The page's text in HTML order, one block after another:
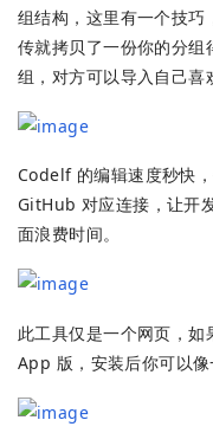
组结构，这里有一个技
传就拷贝了一份你的分
组，对方可以导入自己
Codelf 的编辑速度秒快
GitHub 对应连接，让开
面浪费时间。
此工具仅是一个网页，
App 版，安装后你可以像